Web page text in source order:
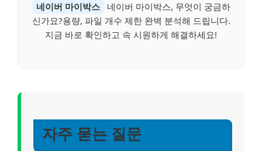
네이버 마이박스
네이버 마이박스, 무엇이 궁금하
신가요?용량, 파일 개수 제한 완벽 분석해 드립니다.
지금 바로 확인하고 속 시원하게 해결하세요!
자주 묻는 질문